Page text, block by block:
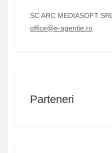
SC ARC MEDIASOFT SRL
office@e-agentie.ro
Parteneri